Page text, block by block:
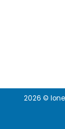
2026 ©